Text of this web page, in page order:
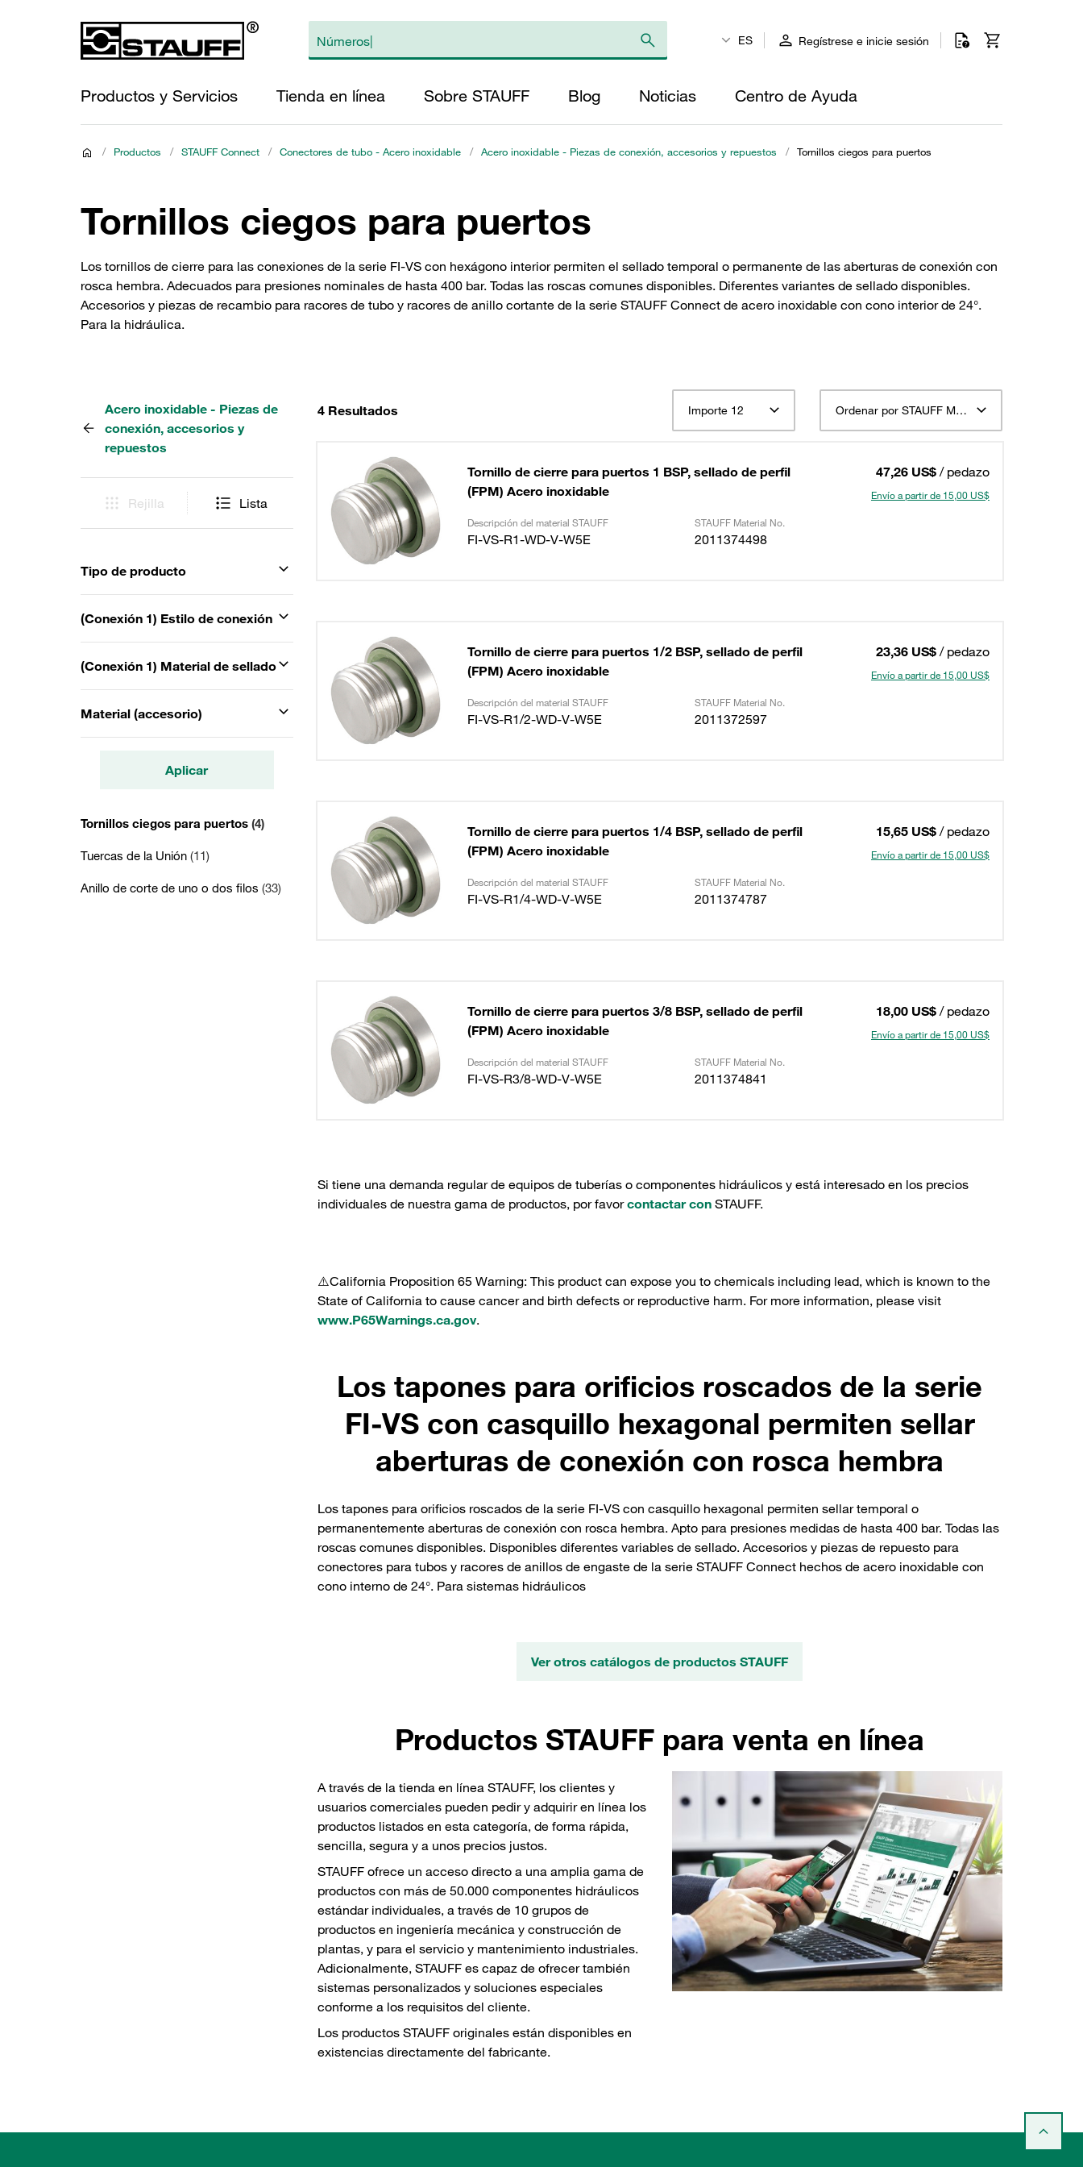
ES Regístrese e inicie sesión
Productos y Servicios Tienda en línea Sobre STAUFF Blog Noticias Centro de Ayuda
/ Productos / STAUFF Connect / Conectores de tubo - Acero inoxidable / Acero inoxidable - Piezas de conexión, accesorios y repuestos / Tornillos ciegos para puertos
Tornillos ciegos para puertos
Los tornillos de cierre para las conexiones de la serie FI-VS con hexágono interior permiten el sellado temporal o permanente de las aberturas de conexión con
rosca hembra. Adecuados para presiones nominales de hasta 400 bar. Todas las roscas comunes disponibles. Diferentes variantes de sellado disponibles.
Accesorios y piezas de recambio para racores de tubo y racores de anillo cortante de la serie STAUFF Connect de acero inoxidable con cono interior de 24°.
Para la hidráulica.
Acero inoxidable - Piezas de
conexión, accesorios y
repuestos
Rejilla Lista
Tipo de producto
(Conexión 1) Estilo de conexión
(Conexión 1) Material de sellado
Material (accesorio)
Aplicar
Tornillos ciegos para puertos (4)
Tuercas de la Unión (11)
Anillo de corte de uno o dos filos (33)
4 Resultados Importe 12 Ordenar por STAUFF Material Descripción ascendente
Tornillo de cierre para puertos 1 BSP, sellado de perfil
(FPM) Acero inoxidable
47,26 US$ / pedazo
Envío a partir de 15,00 US$
Descripción del material STAUFF STAUFF Material No.
FI-VS-R1-WD-V-W5E 2011374498
Tornillo de cierre para puertos 1/2 BSP, sellado de perfil
(FPM) Acero inoxidable
23,36 US$ / pedazo
Envío a partir de 15,00 US$
Descripción del material STAUFF STAUFF Material No.
FI-VS-R1/2-WD-V-W5E 2011372597
Tornillo de cierre para puertos 1/4 BSP, sellado de perfil
(FPM) Acero inoxidable
15,65 US$ / pedazo
Envío a partir de 15,00 US$
Descripción del material STAUFF STAUFF Material No.
FI-VS-R1/4-WD-V-W5E 2011374787
Tornillo de cierre para puertos 3/8 BSP, sellado de perfil
(FPM) Acero inoxidable
18,00 US$ / pedazo
Envío a partir de 15,00 US$
Descripción del material STAUFF STAUFF Material No.
FI-VS-R3/8-WD-V-W5E 2011374841
Si tiene una demanda regular de equipos de tuberías o componentes hidráulicos y está interesado en los precios
individuales de nuestra gama de productos, por favorcontactar conSTAUFF.
⚠️California Proposition 65 Warning: This product can expose you to chemicals including lead, which is known to the
State of California to cause cancer and birth defects or reproductive harm. For more information, please visit
www.P65Warnings.ca.gov.
Los tapones para orificios roscados de la serie
FI-VS con casquillo hexagonal permiten sellar
aberturas de conexión con rosca hembra
Los tapones para orificios roscados de la serie FI-VS con casquillo hexagonal permiten sellar temporal o
permanentemente aberturas de conexión con rosca hembra. Apto para presiones medidas de hasta 400 bar. Todas las
roscas comunes disponibles. Disponibles diferentes variables de sellado. Accesorios y piezas de repuesto para
conectores para tubos y racores de anillos de engaste de la serie STAUFF Connect hechos de acero inoxidable con
cono interno de 24°. Para sistemas hidráulicos
Ver otros catálogos de productos STAUFF
Productos STAUFF para venta en línea
A través de la tienda en línea STAUFF, los clientes y
usuarios comerciales pueden pedir y adquirir en línea los
productos listados en esta categoría, de forma rápida,
sencilla, segura y a unos precios justos.
STAUFF ofrece un acceso directo a una amplia gama de
productos con más de 50.000 componentes hidráulicos
estándar individuales, a través de 10 grupos de
productos en ingeniería mecánica y construcción de
plantas, y para el servicio y mantenimiento industriales.
Adicionalmente, STAUFF es capaz de ofrecer también
sistemas personalizados y soluciones especiales
conforme a los requisitos del cliente.
Los productos STAUFF originales están disponibles en
existencias directamente del fabricante.